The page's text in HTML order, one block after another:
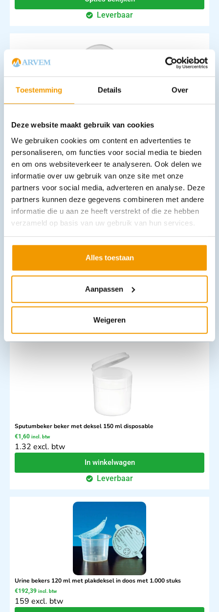
Toestemming Details Over
Deze website maakt gebruik van cookies
We gebruiken cookies om content en advertenties te
personaliseren, om functies voor social media te bieden
en om ons websiteverkeer te analyseren. Ook delen we
informatie over uw gebruik van onze site met onze
partners voor social media, adverteren en analyse. Deze
partners kunnen deze gegevens combineren met andere
informatie die u aan ze heeft verstrekt of die ze hebben
verzameld op basis van uw gebruik van hun services.
Alles toestaan
Aanpassen
Weigeren
Leverbaar
€66,79 incl. btw
55.2 excl. btw
In winkelwagen
Leverbaar
Sputumbeker - RVS beker met scharnierend deksel
In winkelwagen
Leverbaar
Sputumbeker beker met deksel 150 ml disposable
€1,60 incl. btw
1.32 excl. btw
In winkelwagen
Leverbaar
Urine bekers 120 ml met plakdeksel in doos met 1.000 stuks
€192,39 incl. btw
159 excl. btw